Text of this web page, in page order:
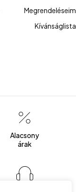
Megrendeléseim
Kívánságlista
Alacsony
árak